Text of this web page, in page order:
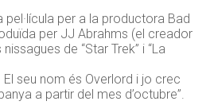
pel·lícula per a la productora Bad
per JJ Abrahms (el creador
de “Star Trek” i “La
El seu nom és Overlord i jo crec
a partir del mes d’octubre”.